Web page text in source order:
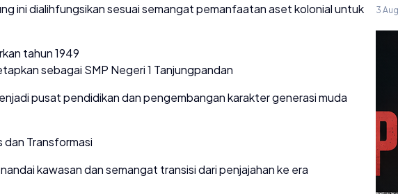
ini dialihfungsikan sesuai semangat pemanfaatan aset kolonial untuk
tahun 1949
sebagai SMP Negeri 1 Tanjungpandan
pusat pendidikan dan pengembangan karakter generasi muda
Transformasi
kawasan dan semangat transisi dari penjajahan ke era
3